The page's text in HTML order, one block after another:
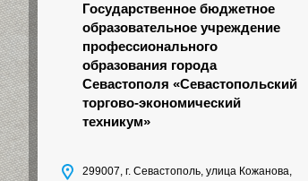
Государственное бюджетное
образовательное учреждение
профессионального
образования города
Севастополя «Севастопольский
торгово-экономический
техникум»
299007, г. Севастополь, улица Кожанова,